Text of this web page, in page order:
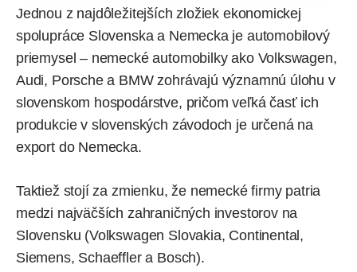
Jednou z najdôležitejších zložiek ekonomickej
spolupráce Slovenska a Nemecka je automobilový
priemysel – nemecké automobilky ako Volkswagen,
Audi, Porsche a BMW zohrávajú významnú úlohu v
slovenskom hospodárstve, pričom veľká časť ich
produkcie v slovenských závodoch je určená na
export do Nemecka.
Taktiež stojí za zmienku, že nemecké firmy patria
medzi najväčších zahraničných investorov na
Slovensku (Volkswagen Slovakia, Continental,
Siemens, Schaeffler a Bosch).